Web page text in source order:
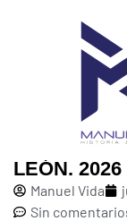
LEÓN. 2026
Manuel Vida
Sin